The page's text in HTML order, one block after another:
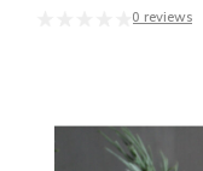
0 reviews